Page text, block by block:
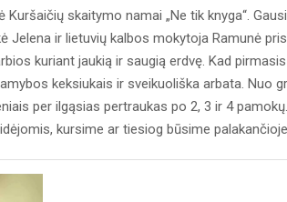
skaitymo namai „Ne tik knyga“.
Jelena ir lietuvių kalbos mokytoja Ramunė
kuriant jaukią ir saugią erdvę. Kad
keksiukais ir sveikuoliška arbata. Nuo
per ilgąsias pertraukas po 2, 3 ir 4
kursime ar tiesiog būsime